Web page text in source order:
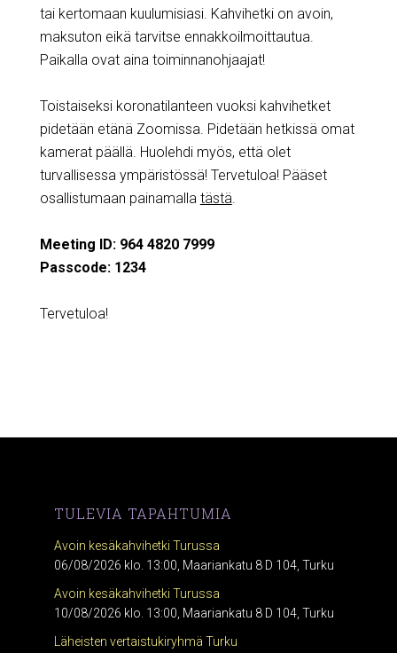
tai kertomaan kuulumisiasi. Kahvihetki on avoin,
maksuton eikä tarvitse ennakkoilmoittautua.
Paikalla ovat aina toiminnanohjaajat!
Toistaiseksi koronatilanteen vuoksi kahvihetket
pidetään etänä Zoomissa. Pidetään hetkissä omat
kamerat päällä. Huolehdi myös, että olet
turvallisessa ympäristössä! Tervetuloa! Pääset
osallistumaan painamalla tästä.
Meeting ID: 964 4820 7999
Passcode: 1234
Tervetuloa!
TULEVIA TAPAHTUMIA
Avoin kesäkahvihetki Turussa
06/08/2026 klo. 13:00, Maariankatu 8 D 104, Turku
Avoin kesäkahvihetki Turussa
10/08/2026 klo. 13:00, Maariankatu 8 D 104, Turku
Läheisten vertaistukiryhmä Turku